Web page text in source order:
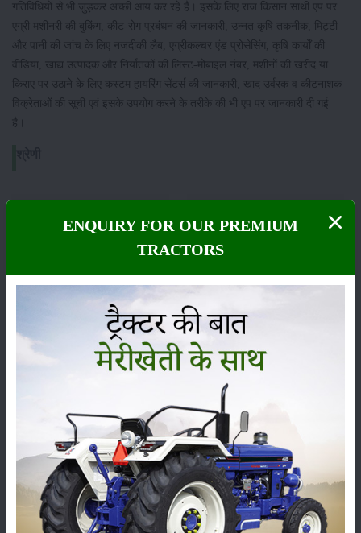
गतिविधियों से भी जुड़कर अच्छी आय कर रहे हैं। इसके लिए राज किसान साथी एप पर
एग्री मशीनरी की बुकिंग, कीट-रोग प्रबंधन की जानकारी, उन्नत कृषि तकनीक, मिट्टी
और पानी की जांच के लिए नजदीकी लैब, एग्रीकल्चर एंड प्रोसेसिंग, कृषि कार्यों की
वीडिया, खाद्य उत्पादक और निर्यातकों की लिस्ट-मोबाइल नंबर, मशीनों की खरीद या
किराए पर उठाने के लिए कस्टम हायरिंग सेंटर्स की जानकारी, खाद उर्वरक व कीटनाशक
विक्रेताओं की सूची एवं इसके उपयोग करने के तरीके की भी एप पर जानकारी दी गई
है।
कीटनाशक
कृषि यंत्र समाचार
सम्पादकीय अन्य
ENQUIRY FOR OUR PREMIUM
TRACTORS